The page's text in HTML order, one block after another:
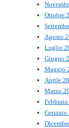
Ottobre
Agosto
Luglio
Giugno
Maggio
Aprile
Marzo
Gennaio